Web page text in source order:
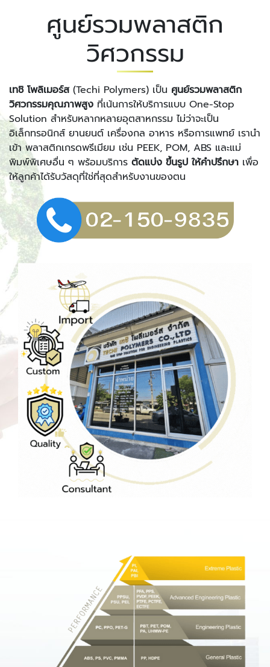
ศูนย์รวมพลาสติก
วิศวกรรม
เทชิ โพลิเมอร์ส(Techi Polymers) เป็น ศูนย์รวมพลาสติก
วิศวกรรมคุณภาพสูง ที่เน้นการให้บริการแบบ One-Stop
Solution สำหรับหลากหลายอุตสาหกรรม ไม่ว่าจะเป็น
อิเล็กทรอนิกส์ ยานยนต์ เครื่องกล อาหาร หรือการแพทย์ เรานำ
เข้า พลาสติกเกรดพรีเมียม เช่น PEEK, POM, ABS และแม่
พิมพ์พิเศษอื่น ๆ พร้อมบริการ ตัดแบ่ง ขึ้นรูป ให้คำปรึกษา เพื่อ
ให้ลูกค้าได้รับวัสดุที่ใช่ที่สุดสำหรับงานของตน